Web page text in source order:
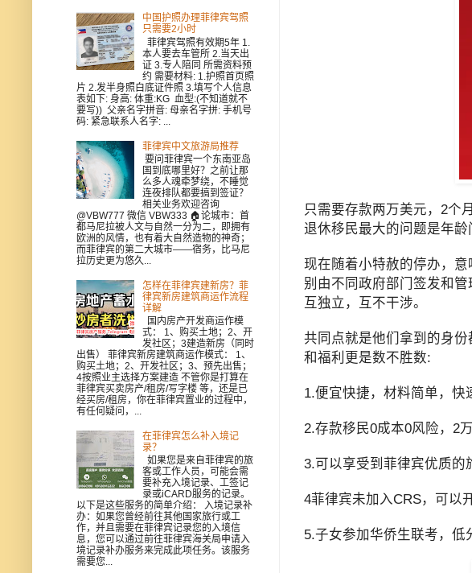
只需要存款两万美元，2个
退休移民最大的问题是年
现在随着小特赦的停办，
别由不同政府部门签发和
互独立，互不干涉。
共同点就是他们拿到的身
和福利更是数不胜数:
1.便宜快捷，材料简单，快
2.存款移民0成本0风险，2
3.可以享受到菲律宾优质的
4菲律宾未加入CRS，可以
5.子女参加华侨生联考，低
中国护照办理菲律宾驾照
只需要2小时
菲律宾驾照有效期5年 1.
本人要去车管所 2.当天出
证 3.专人陪同 所需资料预
约 需要材料: 1.护照首页照
片 2.发半身照白底证件照 3.填写个人信息
表如下: 身高: 体重:KG 血型:(不知道就不
要写)) 父亲名字拼音: 母亲名字拼: 手机号
码: 紧急联系人名字: ...
菲律宾中文旅游局推荐
要问菲律宾一个东南亚岛
国到底哪里好？之前让那
么多人魂牵梦绕，不睡觉
连夜排队都要搞到签证？
相关业务欢迎咨询
@VBW777 微信 VBW333 🏠论城市：首
都马尼拉被人文与自然一分为二，即拥有
欧洲的风情，也有着大自然造物的神奇；
而菲律宾的第二大城市——宿务，比马尼
拉历史更为悠久...
怎样在菲律宾建新房？菲
律宾新房建筑商运作流程
详解
国内房产开发商运作模
式： 1、购买土地；2、开
发社区；3建造新房（同时
出售） 菲律宾新房建筑商运作模式： 1、
购买土地；2、开发社区；3、预先出售；
4按照业主选择方案建造 不管你是打算在
菲律宾买卖房产/租房/写字楼 等，还是已
经买房/租房，你在菲律宾置业的过程中，
有任何疑问，...
在菲律宾怎么补入境记
录？
如果您是来自菲律宾的旅
客或工作人员，可能会需
要补充入境记录、工签记
录或iCARD服务的记录。
以下是这些服务的简单介绍： 入境记录补
办：如果您曾经前往其他国家旅行或工
作，并且需要在菲律宾记录您的入境信
息，您可以通过前往菲律宾海关局申请入
境记录补办服务来完成此项任务。该服务
需要您...